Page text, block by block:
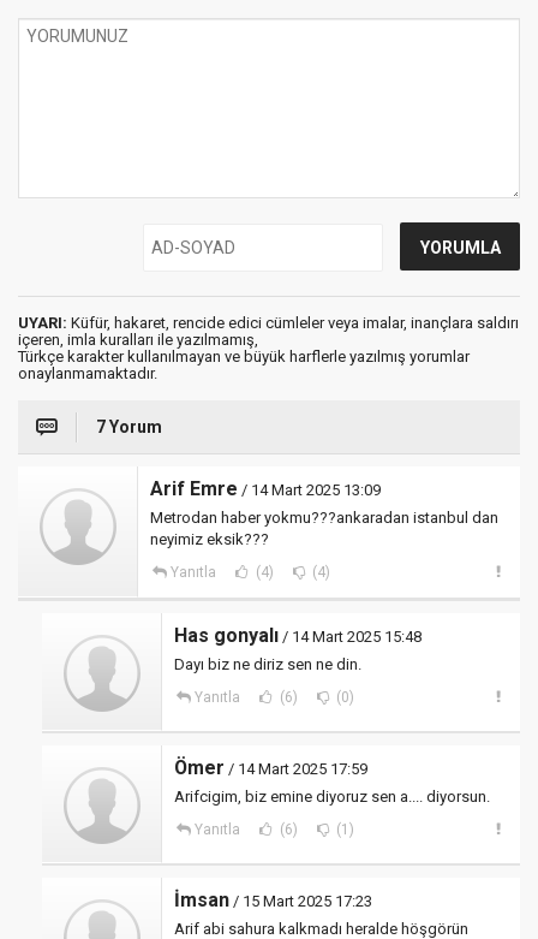
UYARI: Küfür, hakaret, rencide edici cümleler veya imalar, inançlara saldırı
içeren, imla kuralları ile yazılmamış,
Türkçe karakter kullanılmayan ve büyük harflerle yazılmış yorumlar
onaylanmamaktadır.
7 Yorum
Arif Emre / 14 Mart 2025 13:09
Metrodan haber yokmu???ankaradan istanbul dan
neyimiz eksik???
Yanıtla (4) (4)
Has gonyalı / 14 Mart 2025 15:48
Dayı biz ne diriz sen ne din.
Yanıtla (6) (0)
Ömer / 14 Mart 2025 17:59
Arifcigim, biz emine diyoruz sen a.... diyorsun.
Yanıtla (6) (1)
İmsan / 15 Mart 2025 17:23
Arif abi sahura kalkmadı heralde höşgörün